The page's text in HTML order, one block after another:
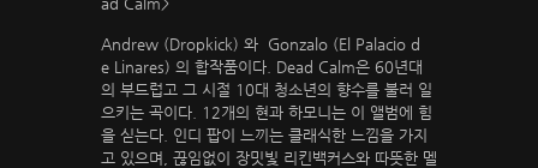
Andrew (Dropkick) 와 Gonzalo (El Palacio d
e Linares) 의 합작품이다. Dead Calm은 60년대
의 부드럽고 그 시절 10대 청소년의 향수를 불러 일
으키는 곡이다. 12개의 현과 하모니는 이 앨범에 힘
을 싣는다. 인디 팝이 느끼는 클래식한 느낌을 가지
고 있으며, 끊임없이 장밋빛 리킨백커스와 따뜻한 멜